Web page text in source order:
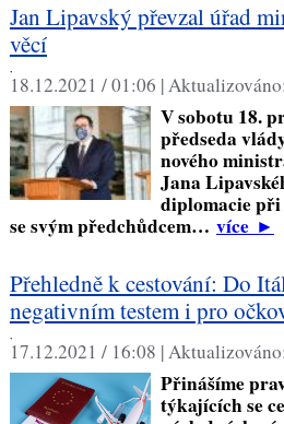
Jan Lipavský převzal úřad
věcí
,
18.12.2021 / 01:06 |Aktualizováno:
V sobotu 18.
předseda
nového
Jana
diplomacie
se svým předchůdcem… více►
Přehledně k cestování: Do
negativním testem i pro
,
17.12.2021 / 16:08 |Aktualizováno:
Přinášíme
týkajících se